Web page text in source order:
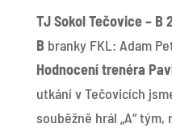
TJ Sokol Tečovice – B
B branky FKL: Adam
Hodnocení trenéra
utkání v Tečovicích
souběžně hrál „A“